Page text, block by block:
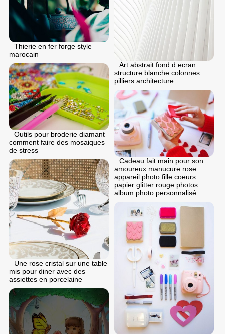
Art abstrait fond d ecran
structure blanche colonnes
pilliers architecture
Thierie en fer forge style
marocain
Outils pour broderie diamant
comment faire des mosaiques
de stress
Cadeau fait main pour son
amoureux manucure rose
appareil photo fille coeurs
papier glitter rouge photos
album photo personnalisé
Une rose cristal sur une table
mis pour diner avec des
assiettes en porcelaine